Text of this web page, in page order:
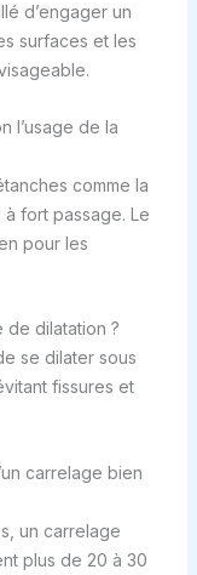
d’engager un
surfaces et les
l’usage de la
comme la
fort passage. Le
pour les
de dilatation ?
se dilater sous
fissures et
carrelage bien
un carrelage
plus de 20 à 30